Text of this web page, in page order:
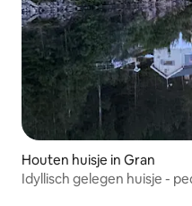
Houten huisje in Gran
Idyllisch gelegen huisje -